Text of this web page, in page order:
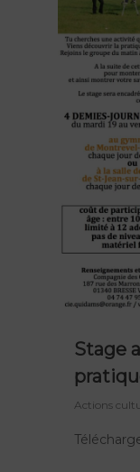
Stage
Actions